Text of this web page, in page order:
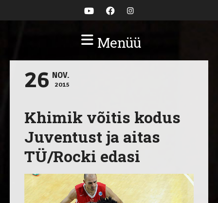
Menüü
26 NOV.
2015
Khimik võitis kodus
Juventust ja aitas
TÜ/Rocki edasi